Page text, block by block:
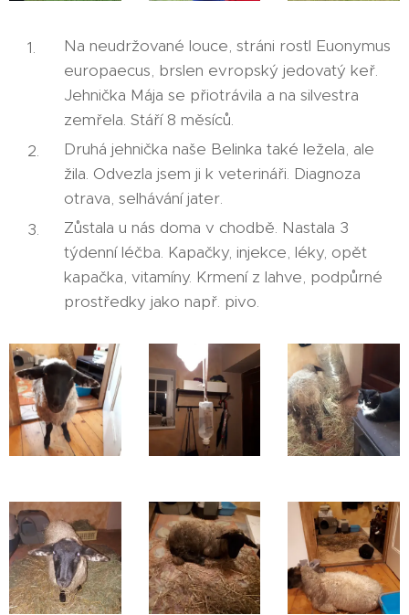
Na neudržované louce, stráni rostl Euonymus
europaecus, brslen evropský jedovatý keř.
Jehnička Mája se přiotrávila a na silvestra
zemřela. Stáří 8 měsíců.
Druhá jehnička naše Belinka také ležela, ale
žila. Odvezla jsem ji k veterináři. Diagnoza
otrava, selhávání jater.
Zůstala u nás doma v chodbě. Nastala 3
týdenní léčba. Kapačky, injekce, léky, opět
kapačka, vitamíny. Krmení z lahve, podpůrné
prostředky jako např. pivo.